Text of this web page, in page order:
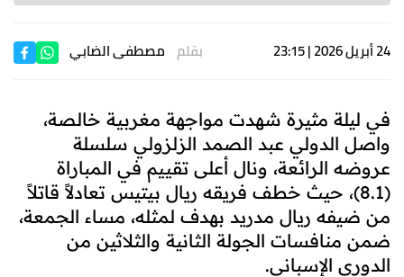
24 أبريل 2026 | 23:15 بقلم مصطفى الضابي
في ليلة مثيرة شهدت مواجهة مغربية خالصة،
واصل الدولي عبد الصمد الزلزولي سلسلة
عروضه الرائعة، ونال أعلى تقييم في المباراة
(8.1)، حيث خطف فريقه ريال بيتيس تعادلاً قاتلاً
من ضيفه ريال مدريد بهدف لمثله، مساء الجمعة،
ضمن منافسات الجولة الثانية والثلاثين من
الدوري الإسباني.